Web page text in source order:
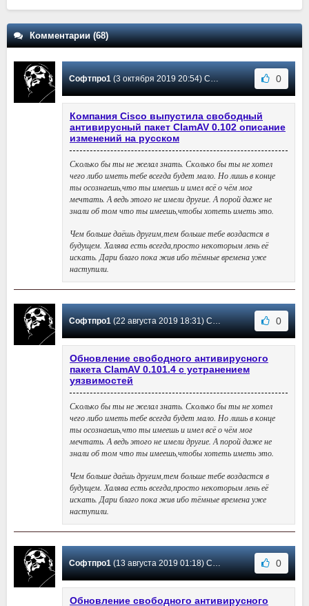
Комментарии (68)
Софтпро1(3 октября 2019 20:54) Сообщение #28 0
Компания Cisco выпустила свободный
антивирусный пакет ClamAV 0.102 описание
изменений на русском
Сколько бы ты не желал знать. Сколько бы ты не хотел
чего либо иметь тебе всегда будет мало. Но лишь в конце
ты осознаешь,что ты имеешь и имел всё о чём мог
мечтать. А ведь этого не имели другие. А порой даже не
знали об том что ты имеешь,чтобы хотеть иметь это.
Чем больше даёшь другим,тем больше тебе воздастся в
будущем. Халява есть всегда,просто некоторым лень её
искать. Дари благо пока жив ибо тёмные времена уже
наступили.
Софтпро1(22 августа 2019 18:31) Сообщение #27 0
Обновление свободного антивирусного
пакета ClamAV 0.101.4 с устранением
уязвимостей
Сколько бы ты не желал знать. Сколько бы ты не хотел
чего либо иметь тебе всегда будет мало. Но лишь в конце
ты осознаешь,что ты имеешь и имел всё о чём мог
мечтать. А ведь этого не имели другие. А порой даже не
знали об том что ты имеешь,чтобы хотеть иметь это.
Чем больше даёшь другим,тем больше тебе воздастся в
будущем. Халява есть всегда,просто некоторым лень её
искать. Дари благо пока жив ибо тёмные времена уже
наступили.
Софтпро1(13 августа 2019 01:18) Сообщение #26 0
Обновление свободного антивирусного